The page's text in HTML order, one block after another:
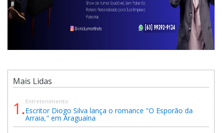
Mais Lidas
1. Entretenimento
Escritor Diogo Silva lança o romance "O Esporão da
Arraia," em Araguaína